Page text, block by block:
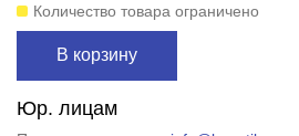
Количество товара ограничено
В корзину
Юр. лицам